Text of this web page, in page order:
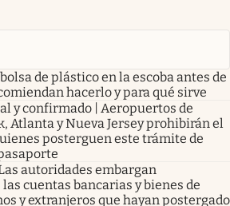
de plástico en la escoba antes de
hacerlo y para qué sirve
y confirmado | Aeropuertos de
Atlanta y Nueva Jersey prohibirán el
posterguen este trámite de
autoridades embargan
cuentas bancarias y bienes de
y extranjeros que hayan postergado